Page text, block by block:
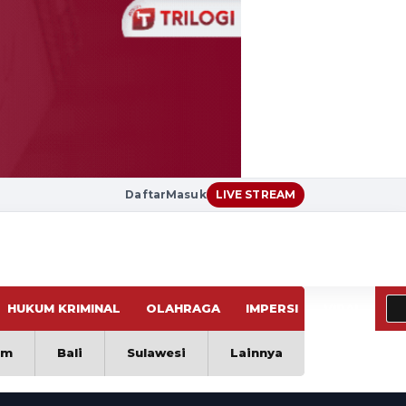
DaftarMasuk LIVE STREAM
HUKUM KRIMINAL OLAHRAGA IMPERSI
Bali Sulawesi Lainnya